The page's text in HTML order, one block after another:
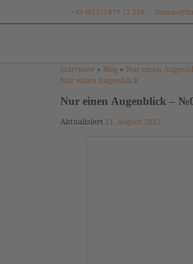
Zum Inhalt springen+49 (0157) 879 72 338
Startseite » Blog » Nur einen
Nur einen Augenblick
Nur einen Augenblick –
Aktualisiert 11. August 2015